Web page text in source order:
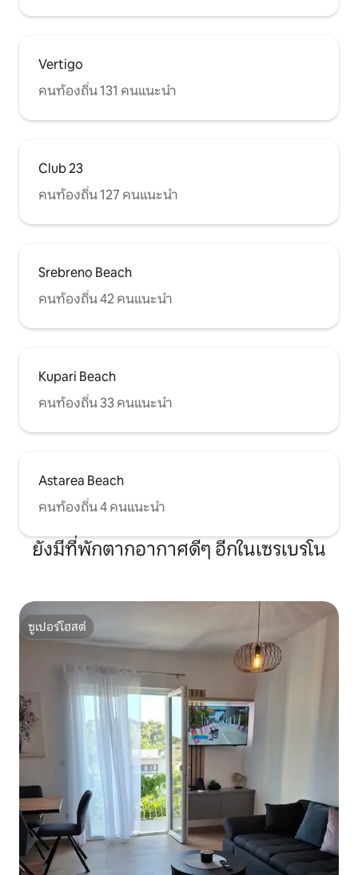
Vertigo
คนท้องถิ่น 131 คนแนะนำ
Club 23
คนท้องถิ่น 127 คนแนะนำ
Srebreno Beach
คนท้องถิ่น 42 คนแนะนำ
Kupari Beach
คนท้องถิ่น 33 คนแนะนำ
Astarea Beach
คนท้องถิ่น 4 คนแนะนำ
ยังมีที่พักตากอากาศดีๆ อีกในเซรเบรโน
ซูเปอร์โฮสต์
ซูเปอร์โฮสต์